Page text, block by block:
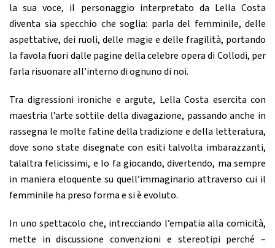
la sua voce, il personaggio interpretato da Lella Costa
diventa sia specchio che soglia: parla del femminile, delle
aspettative, dei ruoli, delle magie e delle fragilità, portando
la favola fuori dalle pagine della celebre opera di Collodi, per
farla risuonare all’interno di ognuno di noi.
Tra digressioni ironiche e argute, Lella Costa esercita con
maestria l’arte sottile della divagazione, passando anche in
rassegna le molte fatine della tradizione e della letteratura,
dove sono state disegnate con esiti talvolta imbarazzanti,
talaltra felicissimi, e lo fa giocando, divertendo, ma sempre
in maniera eloquente su quell’immaginario attraverso cui il
femminile ha preso forma e si è evoluto.
In uno spettacolo che, intrecciando l’empatia alla comicità,
mette in discussione convenzioni e stereotipi perché –